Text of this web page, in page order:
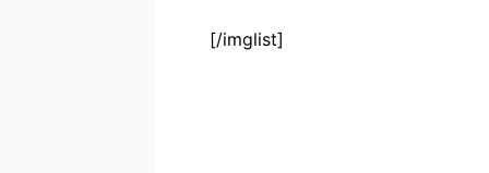
[/imglist]